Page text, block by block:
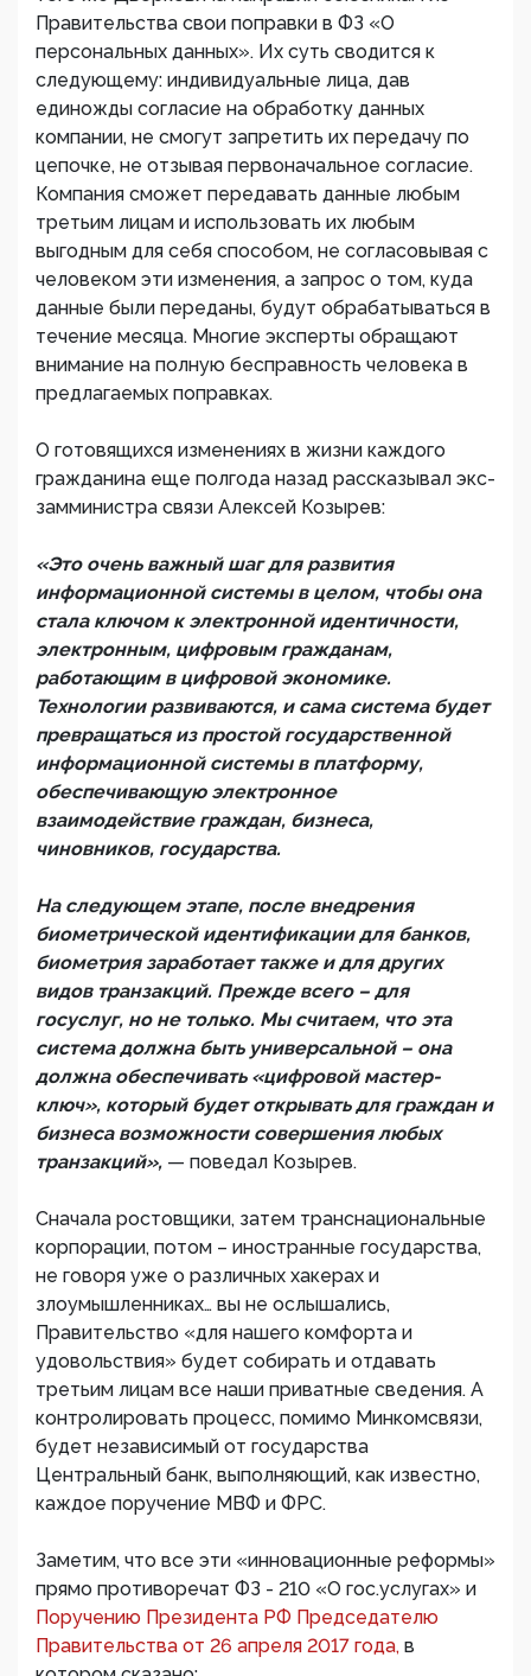
Правительства свои поправки в ФЗ «О
персональных данных». Их суть сводится к
следующему: индивидуальные лица, дав
единожды согласие на обработку данных
компании, не смогут запретить их передачу по
цепочке, не отзывая первоначальное согласие.
Компания сможет передавать данные любым
третьим лицам и использовать их любым
выгодным для себя способом, не согласовывая с
человеком эти изменения, а запрос о том, куда
данные были переданы, будут обрабатываться в
течение месяца. Многие эксперты обращают
внимание на полную бесправность человека в
предлагаемых поправках.
О готовящихся изменениях в жизни каждого
гражданина еще полгода назад рассказывал экс-
замминистра связи Алексей Козырев:
«Это очень важный шаг для развития
информационной системы в целом, чтобы она
стала ключом к электронной идентичности,
электронным, цифровым гражданам,
работающим в цифровой экономике.
Технологии развиваются, и сама система будет
превращаться из простой государственной
информационной системы в платформу,
обеспечивающую электронное
взаимодействие граждан, бизнеса,
чиновников, государства.
На следующем этапе, после внедрения
биометрической идентификации для банков,
биометрия заработает также и для других
видов транзакций. Прежде всего – для
госуслуг, но не только. Мы считаем, что эта
система должна быть универсальной – она
должна обеспечивать «цифровой мастер-
ключ», который будет открывать для граждан и
бизнеса возможности совершения любых
транзакций», — поведал Козырев.
Сначала ростовщики, затем транснациональные
корпорации, потом – иностранные государства,
не говоря уже о различных хакерах и
злоумышленниках… вы не ослышались,
Правительство «для нашего комфорта и
удовольствия» будет собирать и отдавать
третьим лицам все наши приватные сведения. А
контролировать процесс, помимо Минкомсвязи,
будет независимый от государства
Центральный банк, выполняющий, как известно,
каждое поручение МВФ и ФРС.
Заметим, что все эти «инновационные реформы»
прямо противоречат ФЗ - 210 «О гос.услугах» и
Поручению Президента РФ Председателю
Правительства от 26 апреля 2017 года, в